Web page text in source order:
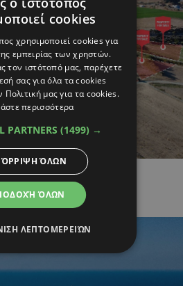
στην Αλαμινό,
cookies
χρησιμοποιεί cookies για
εμπειρίας των χρηστών.
τον ιστότοπό μας, παρέχετε
σας για όλα τα cookies
μας για τα cookies.
περισσότερα
PARTNERS (1499) →
ΌΛΩΝ
ΌΛΩΝ
ΛΕΠΤΟΜΕΡΕΙΏΝ